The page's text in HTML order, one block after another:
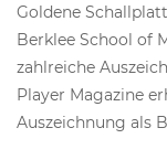
Goldene
Berklee School of
zahlreiche
Player Magazine
Auszeichnung als